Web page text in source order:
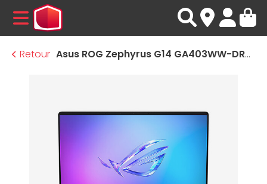
MENU
Retour
Asus ROG Zephyrus G14 GA403WW-DR8W